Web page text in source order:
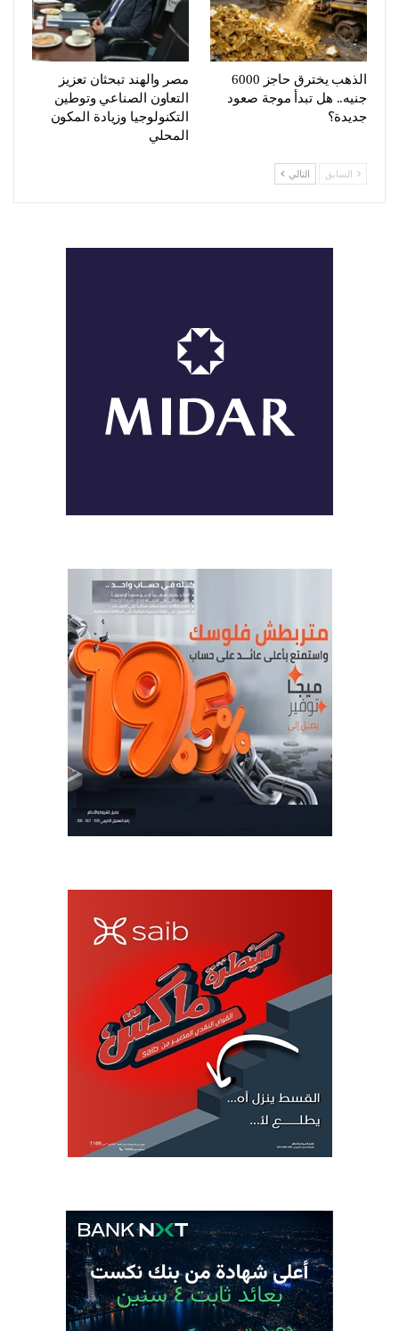
الذهب يخترق حاجز 6000
جنيه.. هل تبدأ موجة صعود
جديدة؟
مصر والهند تبحثان تعزيز
التعاون الصناعي وتوطين
التكنولوجيا وزيادة المكون
المحلي
السابق التالي